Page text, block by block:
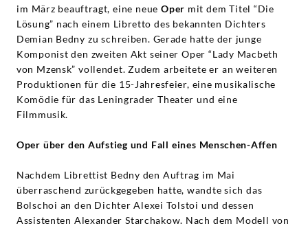
im März beauftragt, eine neueOper mit dem Titel “Die
Lösung” nach einem Libretto des bekannten Dichters
Demian Bedny zu schreiben. Gerade hatte der junge
Komponist den zweiten Akt seiner Oper “Lady Macbeth
von Mzensk” vollendet. Zudem arbeitete er an weiteren
Produktionen für die 15-Jahresfeier, eine musikalische
Komödie für das Leningrader Theater und eine
Filmmusik.
Oper über den Aufstieg und Fall eines Menschen-Affen
Nachdem Librettist Bedny den Auftrag im Mai
überraschend zurückgegeben hatte, wandte sich das
Bolschoi an den Dichter Alexei Tolstoi und dessen
Assistenten Alexander Starchakow. Nach dem Modell von